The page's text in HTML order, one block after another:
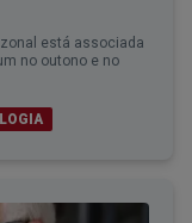
está associada
no outono e no